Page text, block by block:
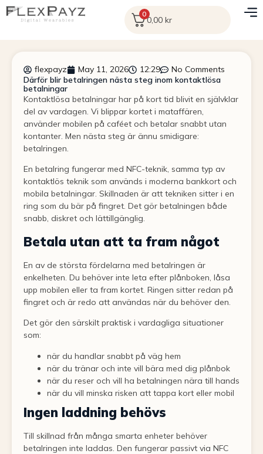
0
0,00 kr
flexpayz May 11, 2026 12:29
No Comments
Därför blir betalringen nästa steg inom kontaktlösa
betalningar
Kontaktlösa betalningar har på kort tid blivit en självklar
del av vardagen. Vi blippar kortet i mataffären,
använder mobilen på caféet och betalar snabbt utan
kontanter. Men nästa steg är ännu smidigare:
betalringen.
En betalring fungerar med NFC-teknik, samma typ av
kontaktlös teknik som används i moderna bankkort och
mobila betalningar. Skillnaden är att tekniken sitter i en
ring som du bär på fingret. Det gör betalningen både
snabb, diskret och lättillgänglig.
Betala utan att ta fram något
En av de största fördelarna med betalringen är
enkelheten. Du behöver inte leta efter plånboken, låsa
upp mobilen eller ta fram kortet. Ringen sitter redan på
fingret och är redo att användas när du behöver den.
Det gör den särskilt praktisk i vardagliga situationer
som:
när du handlar snabbt på väg hem
när du tränar och inte vill bära med dig plånbok
när du reser och vill ha betalningen nära till hands
när du vill minska risken att tappa kort eller mobil
Ingen laddning behövs
Till skillnad från många smarta enheter behöver
betalringen inte laddas. Den fungerar passivt via NFC